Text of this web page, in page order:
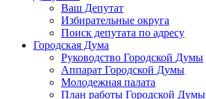
Ваш Депутат
Избирательные округа
Поиск депутата по адресу
Городская Дума
Руководство Городской Думы
Аппарат Городской Думы
Молодежная палата
План работы Городской Думы